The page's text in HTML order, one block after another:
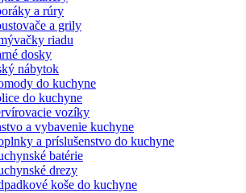
a rúry
a grily
riadu
dosky
nábytok
do kuchyne
do kuchyne
vozíky
a vybavenie kuchyne
a príslušenstvo do kuchyne
batérie
drezy
koše do kuchyne